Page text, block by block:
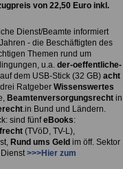
von 22,50 Euro inkl.
Dienst/Beamte informiert
- die Beschäftigten des
Themen rund um
u.a. der-oeffentliche-
dem USB-Stick (32 GB) acht
Ratgeber Wissenswertes
Beamtenversorgungsrechtin
.in Bund und Ländern.
sind fünfeBooks:
(TVöD, TV-L),
Rund ums Geld im öff. Sektor
>>>Hier zum